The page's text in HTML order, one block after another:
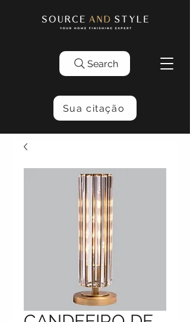
Search
Sua citação